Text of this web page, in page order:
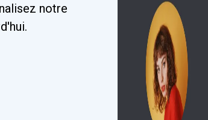
notre